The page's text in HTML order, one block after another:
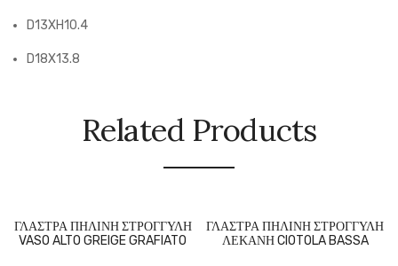
D13XH10.4
D18X13.8
Related Products
ΓΛΑΣΤΡΑ ΠΗΛΙΝΗ ΣΤΡΟΓΓΥΛΗ
VASO ALTO GREIGE GRAFIATO
ΓΛΑΣΤΡΑ ΠΗΛΙΝΗ ΣΤΡΟΓΓΥΛΗ
ΛΕΚΑΝΗ CIOTOLA BASSA